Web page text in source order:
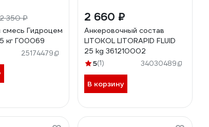
2 350 ₽
смесь Гидроцем
кг Г00069
25174479
2 660 ₽
Анкеровочный состав
LITOKOL LITORAPID FLUID
25 kg 361210002
5(1) 34030489
В корзину